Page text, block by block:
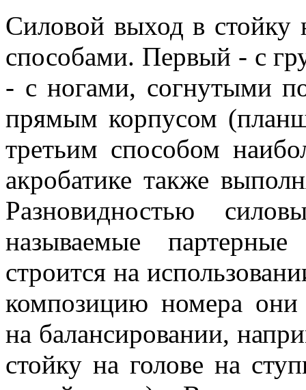
Силовой выход в стойку
способами. Первый - с
- с ногами, согнутыми
прямым корпусом
третьим способом
акробатике также
Разновидностью
называемые
строится на
композицию номера
на балансировании,
стойку на голове на